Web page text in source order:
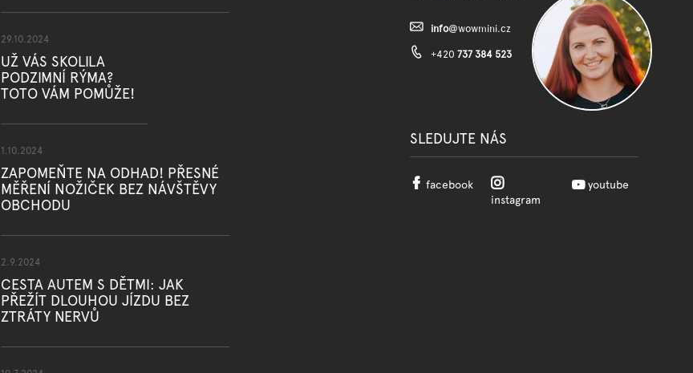
29.10.2024
UŽ VÁS SKOLILA
PODZIMNÍ RÝMA?
TOTO VÁM POMŮŽE!
1.10.2024
ZAPOMEŇTE NA ODHAD! PŘESNÉ
MĚŘENÍ NOŽIČEK BEZ NÁVŠTĚVY
OBCHODU
2.9.2024
CESTA AUTEM S DĚTMI: JAK
PŘEŽÍT DLOUHOU JÍZDU BEZ
ZTRÁTY NERVŮ
info@wowmini.cz
+420 737 384 523
SLEDUJTE NÁS
facebook
instagram
youtube